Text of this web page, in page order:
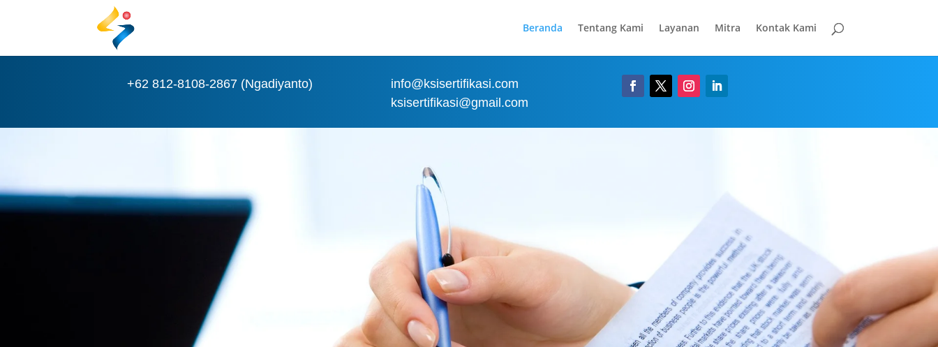
Beranda Tentang Kami Layanan Mitra Kontak Kami
+62 812-8108-2867 (Ngadiyanto)
info@ksisertifikasi.com
ksisertifikasi@gmail.com
Selamat Datang di PT. KSI
Konsultan Sertifikasi Indonesia
Sertifikat Insinyur Profesional telah dikeluarkan PII sejak tahun 1997 dan sejak tahun 2003 sudah memperoleh pengakuanMRA(Mutual
Recognition Arrangement) dari
ASEAN Engineering Register (AER)dan Asia Pacific Engineer Register (APEC ER)